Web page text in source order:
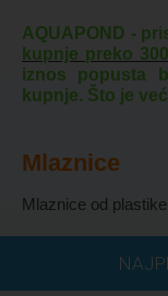
AQUAPOND -
kupnje preko
iznos popusta
kupnje. Što je
Mlaznice
Mlaznice od